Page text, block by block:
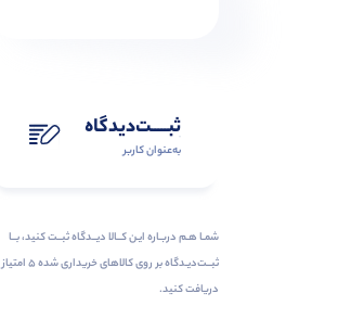
ثبـــــت‌دیدگاه
به‌عنوان کاربر
شمـا هـم دربـاره ایـن کــالا دیــدگاه ثبــت کنید، بــا
ثبــت‌دیـدگاه بر روی کالاهای خریداری شده ۵ امتیاز
دریافت کنید.